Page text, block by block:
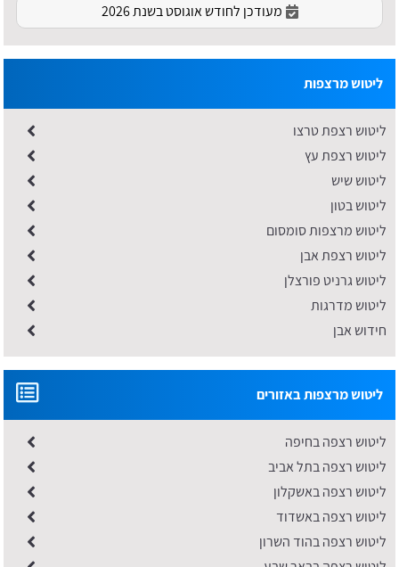
מעודכן לחודש אוגוסט בשנת 2026
ליטוש מרצפות
ליטוש רצפת טרצו
ליטוש רצפת עץ
ליטוש שיש
ליטוש בטון
ליטוש מרצפות סומסום
ליטוש רצפת אבן
ליטוש גרניט פורצלן
ליטוש מדרגות
חידוש אבן
ליטוש מרצפות באזורים
ליטוש רצפה בחיפה
ליטוש רצפה בתל אביב
ליטוש רצפה באשקלון
ליטוש רצפה באשדוד
ליטוש רצפה בהוד השרון